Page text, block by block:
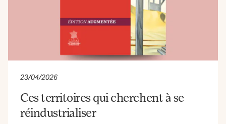
23/04/2026
Ces territoires qui cherchent à se
réindustrialiser